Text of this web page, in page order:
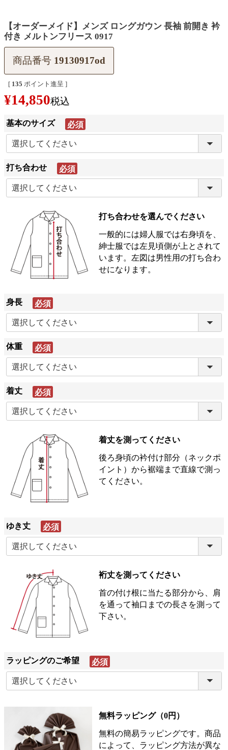
【オーダーメイド】メンズ ロングガウン 長袖 前開き 衿
付き メルトンフリース 0917
商品番号 19130917od
[ 135 ポイント進呈 ]
¥14,850税込
基本のサイズ
(必
須)
打ち合わせ
(必
須)
打ち合わせを選んでください
一般的には婦人服では右身頃を、
紳士服では左見頃側が上とされて
います。左図は男性用の打ち合わ
せになります。
身長
(必
須)
体重
(必
須)
着丈
(必
須)
着丈を測ってください
後ろ身頃の衿付け部分（ネックポ
イント）から裾端まで直線で測っ
てください。
ゆき丈
(必
須)
裄丈を測ってください
首の付け根に当たる部分から、肩
を通って袖口までの長さを測って
下さい。
ラッピングのご希望
(必
須)
無料ラッピング（0円）
無料の簡易ラッピングです。商品
によって、ラッピング方法が異な